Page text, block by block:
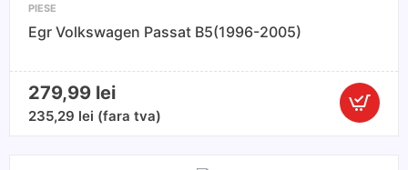
PIESE
Egr Volkswagen Passat B5(1996-2005)
279,99 lei
235,29 lei (fara tva)
Cantitate